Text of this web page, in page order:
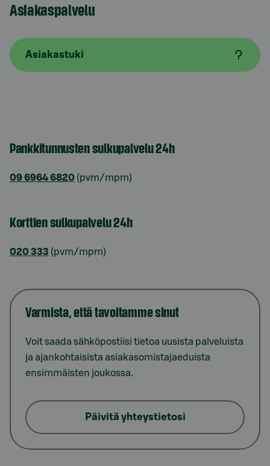
Asiakaspalvelu
Asiakastuki
Pankkitunnusten sulkupalvelu 24h
09 6964 6820 (pvm/mpm)
Korttien sulkupalvelu 24h
020 333 (pvm/mpm)
Varmista, että tavoitamme sinut
Voit saada sähköpostiisi tietoa uusista palveluista
ja ajankohtaisista asiakasomistajaeduista
ensimmäisten joukossa.
Päivitä yhteystietosi